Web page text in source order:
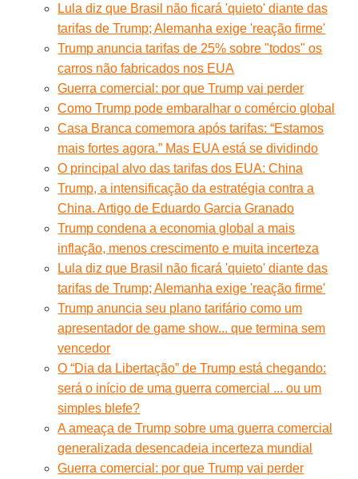
Lula diz que Brasil não ficará 'quieto' diante das
tarifas de Trump; Alemanha exige 'reação firme'
Trump anuncia tarifas de 25% sobre "todos" os
carros não fabricados nos EUA
Guerra comercial: por que Trump vai perder
Como Trump pode embaralhar o comércio global
Casa Branca comemora após tarifas: “Estamos
mais fortes agora.” Mas EUA está se dividindo
O principal alvo das tarifas dos EUA: China
Trump, a intensificação da estratégia contra a
China. Artigo de Eduardo Garcia Granado
Trump condena a economia global a mais
inflação, menos crescimento e muita incerteza
Lula diz que Brasil não ficará 'quieto' diante das
tarifas de Trump; Alemanha exige 'reação firme'
Trump anuncia seu plano tarifário como um
apresentador de game show... que termina sem
vencedor
O “Dia da Libertação” de Trump está chegando:
será o início de uma guerra comercial ... ou um
simples blefe?
A ameaça de Trump sobre uma guerra comercial
generalizada desencadeia incerteza mundial
Guerra comercial: por que Trump vai perder